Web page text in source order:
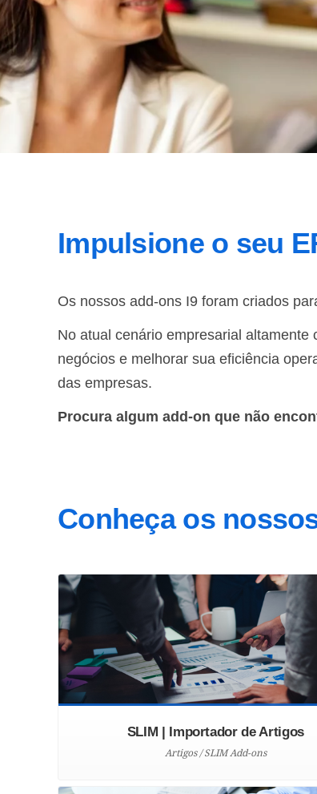
Impulsione o seu
Os nossos add-ons I9 foram criados
No atual cenário empresarial
negócios e melhorar sua eficiência
das empresas.
Procura algum add-on que não
Conheça os
SLIM | Importador de Artigos
Artigos / SLIM Add-ons